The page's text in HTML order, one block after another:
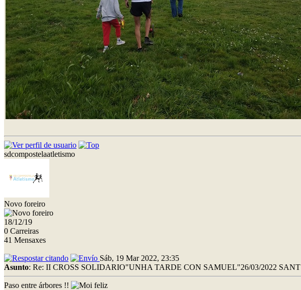
sdcompostelaatletismo
Novo foreiro
18/12/19
0 Carreiras
41 Mensaxes
Sáb, 19 Mar 2022, 23:35
Asunto: Re: II CROSS SOLIDARIO"UNHA TARDE CON SAMUEL"26/03/2022 SANT
Paso entre árbores !!